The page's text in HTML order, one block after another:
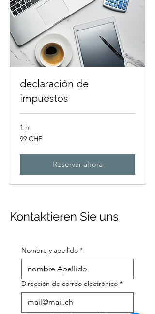
declaración de
impuestos
1 h
99
francos
99 CHF
Reservar ahora
Kontaktieren Sie uns
Nombre y apellido *
Dirección de correo electrónico *